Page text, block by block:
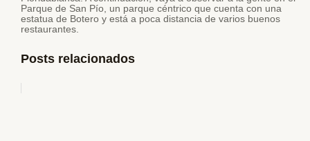
Parque de San Pío, un parque céntrico que cuenta con una
estatua de Botero y está a poca distancia de varios buenos
restaurantes.
Posts relacionados